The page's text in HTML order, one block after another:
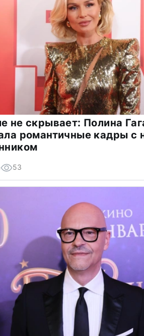
не скрывает: Полина
романтичные кадры с
53